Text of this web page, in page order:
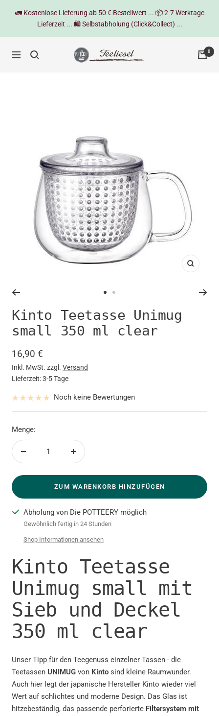
🚛 Kostenlose Lieferung ab 50 € Bestellwert ... 📦 2-7 Werktage
Lieferzeit ... 🛍️ Selbstabholung (Click&Collect) ...
Navigation
Teeliesel 0
Zoom
1
gehen
2
gehen
Kinto Teetasse Unimug
small 350 ml clear
Angebotspreis
16,90 €
Inkl. MwSt. zzgl. Versand
Lieferzeit: 3-5 Tage
Noch keine Bewertungen
Menge:
Menge
ZUM WARENKORB HINZUFÜGEN
Abholung von Die POTTEERY möglich
Gewöhnlich fertig in 24 Stunden
Shop Informationen ansehen
Kinto Teetasse
Unimug small mit
Sieb und Deckel
350 ml clear
Unser Tipp für den Teegenuss einzelner Tassen - die
Teetassen UNIMUG von Kinto sind kleine Raumwunder.
Auch hier legt der japanische Hersteller Kinto wieder viel
Wert auf schlichtes und moderne Design. Das Glas ist
hitzebeständig, das passende perforierte Filtersystem mit